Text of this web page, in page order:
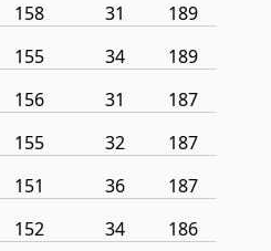
158 31
189
155 34
189
156 31
187
155 32
187
151 36
187
152 34
186